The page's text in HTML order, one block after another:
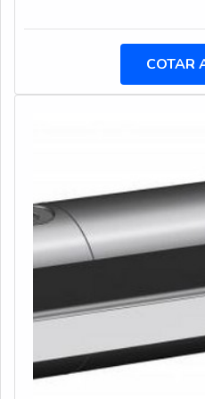
ótimas marcas e confiança
único, a peça é usada para
retos e profundos,
COTAR